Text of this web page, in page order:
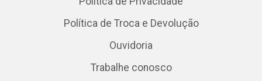
Política de Troca e Devolução
Ouvidoria
Trabalhe conosco